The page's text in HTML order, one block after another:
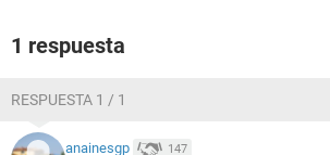
1 respuesta
RESPUESTA 1 / 1
anainesgp 147